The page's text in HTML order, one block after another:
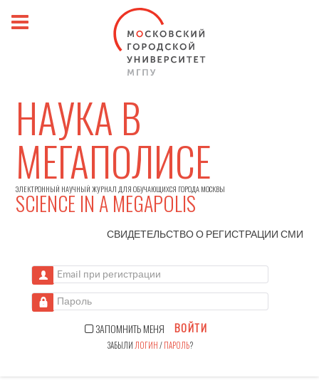
НАУКА В
МЕГАПОЛИСЕ
ЭЛЕКТРОННЫЙ НАУЧНЫЙ ЖУРНАЛ ДЛЯ ОБУЧАЮЩИХСЯ ГОРОДА МОСКВЫ
SCIENCE IN A MEGAPOLIS
СВИДЕТЕЛЬСТВО О РЕГИСТРАЦИИСМИ
Email при регистрации
Пароль
ЗАПОМНИТЬ МЕНЯ ВОЙТИ
ЗАБЫЛИ ЛОГИН/ПАРОЛЬ?